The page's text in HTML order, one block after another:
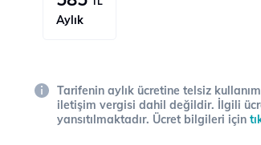
Aylık
Tarifenin aylık ücretine telsiz
iletişim vergisi dahil değildir. İlgili
yansıtılmaktadır. Ücret bilgileri için